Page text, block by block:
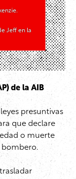
Jeff en la
de la AIB
presuntivas
que declare
o muerte
bombero.